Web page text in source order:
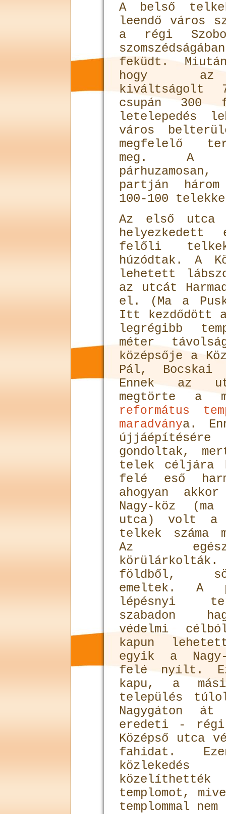
A belső
leendő város
a régi
feküdt.
hogy az
kiváltságolt
csupán
letelepedés
város
megfelelő
meg. A
partján
100-100
Az első utca
felőli
húzódtak. A
lehetett
az utcát
el. (Ma a
Itt kezdődött
legrégibb
méter
középsője a
Pál, Bocskai
Ennek az
megtörte a
református
maradványa.
gondoltak,
telek céljára
felé eső
ahogyan
Nagy-köz
utca) volt a
telkek száma
Az
földből,
emeltek. A
lépésnyi
szabadon
védelmi
kapun
egyik a
felé nyílt.
kapu, a
település
Nagygáton
eredeti -
Középső utca
fahidat.
templomot,
templommal